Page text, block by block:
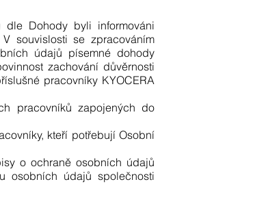
Dohody byli informováni
souvislosti se zpracováním
údajů písemné dohody
zachování důvěrnosti
pracovníky KYOCERA
pracovníků zapojených do
kteří potřebují Osobní
o ochraně osobních údajů
osobních údajů společnosti